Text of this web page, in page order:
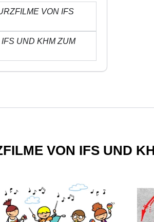
VON IFS
UND KHM ZUM
VON IFS UND